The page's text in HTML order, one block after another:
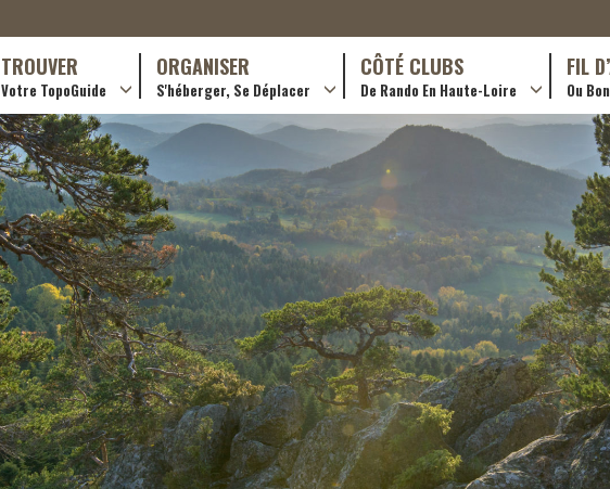
TROUVER
Votre TopoGuide
Randonnées itinerantes (GR)
Randonnées à la journée (PR)
Boutique en ligne
Pratique & conseils
ORGANISER
S'héberger, Se Déplacer
Hôtellerie
Gîtes et chambres d’hôtes
Campings
Restaurants
Transporteurs & services
CÔTÉ CLUBS
De Rando En Haute-Loire
Formations en rando 2024
Rando douce
Trouver un club
Adhérer
Créer un club
Ordre de mission et note de frais
FIL
Ou